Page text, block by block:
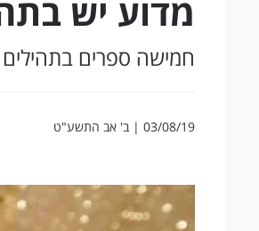
מדוע יש
חמישה ספרים
03/08/19 | ב' אב התשע"ט